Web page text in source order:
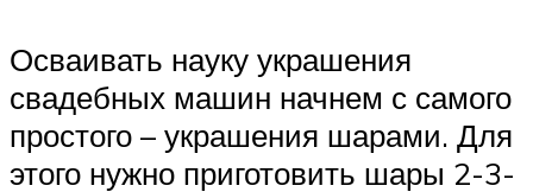
Осваивать науку украшения
свадебных машин начнем с самого
простого – украшения шарами. Для
этого нужно приготовить шары 2-3-